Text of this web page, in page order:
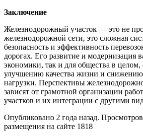
Заключение
Железнодорожный участок — это не
железнодорожной сети, это сложная
безопасность и эффективность
дорогах. Его развитие и модернизация
экономики, так и для общества в целом,
улучшению качества жизни и снижению
нагрузки. Перспективы
зависят от грамотной организации
участков и их интеграции с другими
Опубликовано 2 года назад.
размещения на сайте 1818